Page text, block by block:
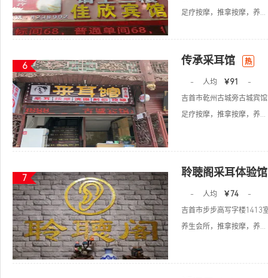
足疗按摩，推拿按摩，养...
6 传承采耳馆 热
- 人均 ￥91
-
吉首市乾州古城旁古城宾
足疗按摩，推拿按摩，养...
7 聆聴阁采耳体验
- 人均 ￥74
-
吉首市步步高写字楼1413
养生会所，推拿按摩，养...